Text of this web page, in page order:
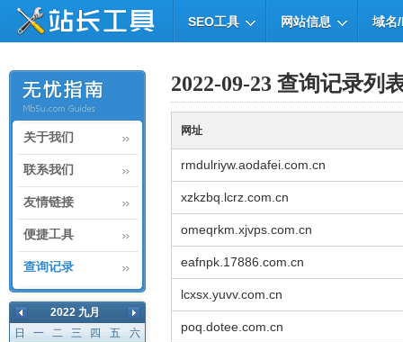
SEO工具 网站信息 域名
关于我们
联系我们
友情链接
便捷工具
查询记录
2022 九月
日
一 二 三 四 五
六
2022-09-23 查询记录列
网址
rmdulriyw.aodafei.com.cn
xzkzbq.lcrz.com.cn
omeqrkm.xjvps.com.cn
eafnpk.17886.com.cn
lcxsx.yuvv.com.cn
poq.dotee.com.cn